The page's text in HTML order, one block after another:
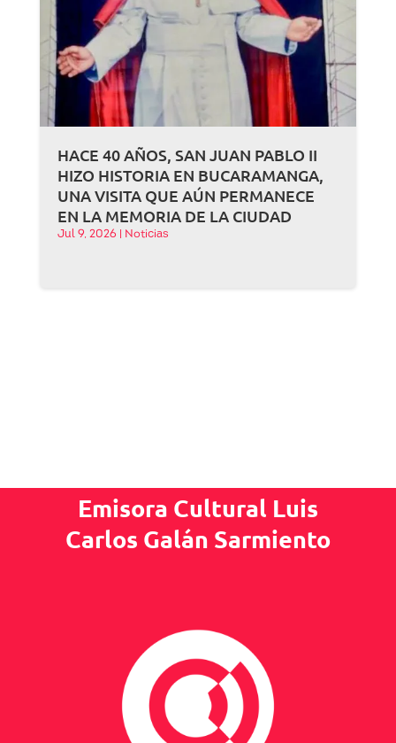
HACE 40 AÑOS, SAN JUAN PABLO II
HIZO HISTORIA EN BUCARAMANGA,
UNA VISITA QUE AÚN PERMANECE
EN LA MEMORIA DE LA CIUDAD
Jul 9, 2026 Noticias
Emisora Cultural Luis
Carlos Galán Sarmiento